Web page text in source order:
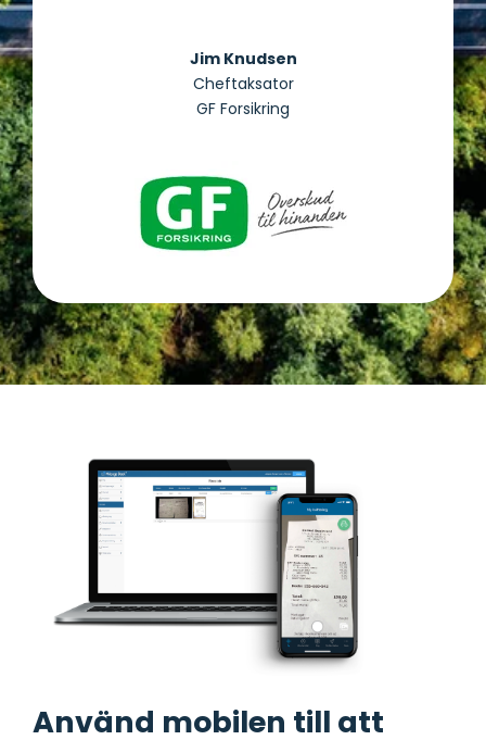
Jim Knudsen
Cheftaksator
GF Forsikring
Använd mobilen till att